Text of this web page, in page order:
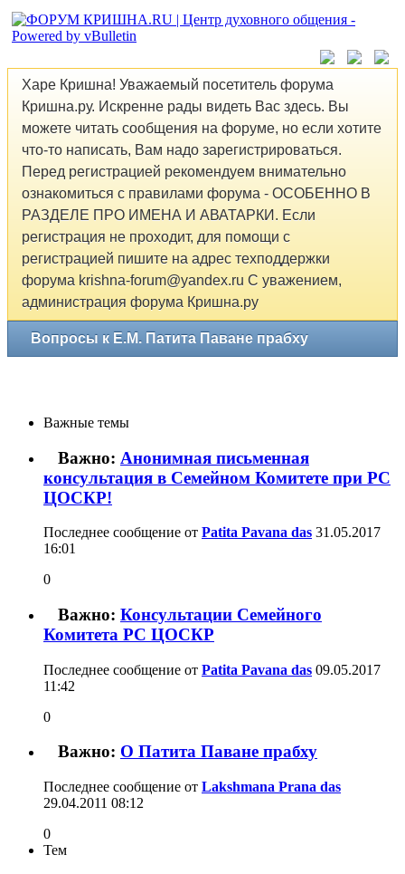
Харе Кришна! Уважаемый посетитель форума
Кришна.ру. Искренне рады видеть Вас здесь. Вы
можете читать сообщения на форуме, но если хотите
что-то написать, Вам надо зарегистрироваться.
Перед регистрацией рекомендуем внимательно
ознакомиться с правилами форума - ОСОБЕННО В
РАЗДЕЛЕ ПРО ИМЕНА И АВАТАРКИ. Если
регистрация не проходит, для помощи с
регистрацией пишите на адрес техподдержки
форума krishna-forum@yandex.ru С уважением,
администрация форума Кришна.ру
Вопросы к Е.М. Патита Паване прабху
Важные темы
Важно: Анонимная письменная
консультация в Семейном Комитете при РС
ЦОСКР!
Последнее сообщение от Patita Pavana das 31.05.2017
16:01
0
Важно: Консультации Семейного
Комитета РС ЦОСКР
Последнее сообщение от Patita Pavana das 09.05.2017
11:42
0
Важно: О Патита Паване прабху
Последнее сообщение от Lakshmana Prana das
29.04.2011 08:12
0
Тем